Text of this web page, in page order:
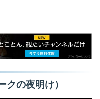
クの夜明け）